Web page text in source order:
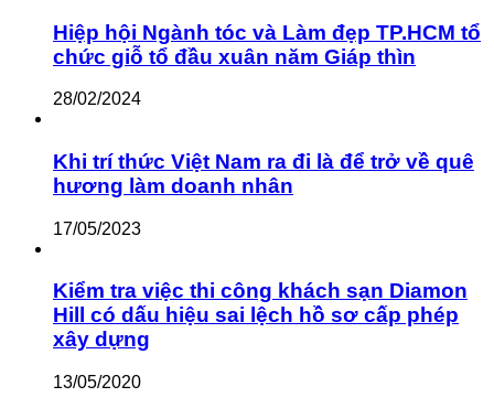
Hiệp hội Ngành tóc và Làm đẹp TP.HCM tổ
chức giỗ tổ đầu xuân năm Giáp thìn
28/02/2024
Khi trí thức Việt Nam ra đi là để trở về quê
hương làm doanh nhân
17/05/2023
Kiểm tra việc thi công khách sạn Diamon
Hill có dấu hiệu sai lệch hồ sơ cấp phép
xây dựng
13/05/2020